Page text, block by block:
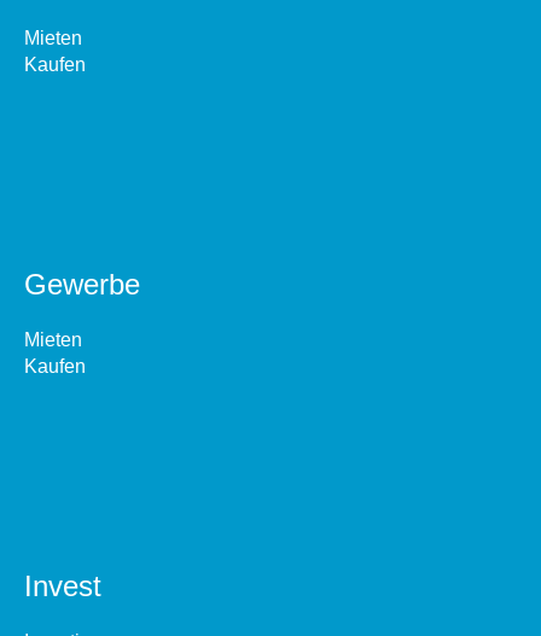
Mieten
Kaufen
Gewerbe
Mieten
Kaufen
Invest